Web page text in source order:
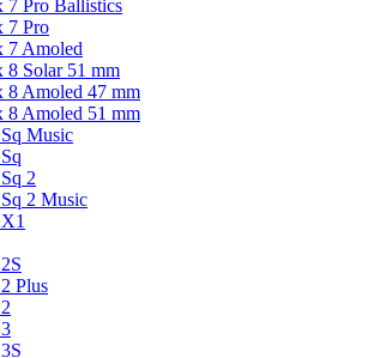
7 Pro Ballistics
7 Pro
7 Amoled
8 Solar 51 mm
8 Amoled 47 mm
8 Amoled 51 mm
Music
2
2 Music
Plus